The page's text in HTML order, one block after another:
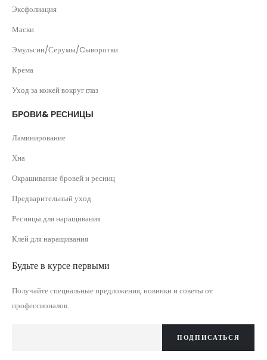
Эксфолиация
Маски
Эмульсии/Серумы/Cыворотки
Крема
Уход за кожей вокруг глаз
БРОВИ& РЕСНИЦЫ
Ламинирование
Хна
Окрашивание бровей и ресниц
Предварительный уход
Ресницы для наращивания
Клей для наращивания
Будьте в курсе первыми
Получайте специальные предложения, новинки и советы от
профессионалов.
ПОДПИСАТЬСЯ